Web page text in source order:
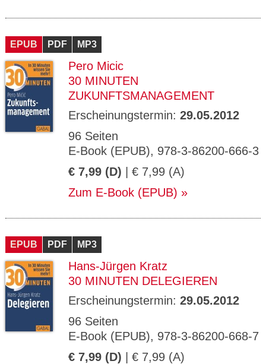
EPUB PDF MP3
Pero Micic
30 MINUTEN
ZUKUNFTSMANAGEMENT
Erscheinungstermin: 29.05.2012
96 Seiten
E-Book (EPUB), 978-3-86200-666-3
€ 7,99 (D) | € 7,99 (A)
Zum E-Book (EPUB)
EPUB PDF MP3
Hans-Jürgen Kratz
30 MINUTEN DELEGIEREN
Erscheinungstermin: 29.05.2012
96 Seiten
E-Book (EPUB), 978-3-86200-668-7
€ 7,99 (D) | € 7,99 (A)